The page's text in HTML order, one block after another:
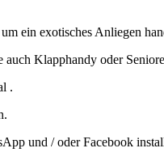
ein exotisches Anliegen
auch Klapphandy oder
.
und / oder Facebook